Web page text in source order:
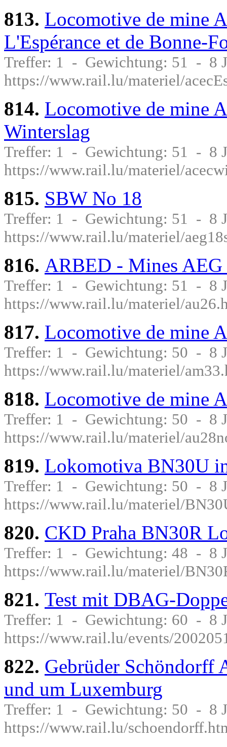
813. Locomotive de mine
L'Espérance et de Bonne-
Treffer: 1 - Gewichtung: 51 - 8
https://www.rail.lu/materiel/
814. Locomotive de mine
Winterslag
Treffer: 1 - Gewichtung: 51 - 8
https://www.rail.lu/materiel/
815. SBW No 18
Treffer: 1 - Gewichtung: 51 - 8
https://www.rail.lu/materiel/
816. ARBED - Mines AEG
Treffer: 1 - Gewichtung: 51 - 8
https://www.rail.lu/materiel/
817. Locomotive de mine
Treffer: 1 - Gewichtung: 50 - 8
https://www.rail.lu/materiel/
818. Locomotive de mine
Treffer: 1 - Gewichtung: 50 - 8
https://www.rail.lu/materiel/
819. Lokomotiva BN30U
Treffer: 1 - Gewichtung: 50 - 8
https://www.rail.lu/materiel/
820. CKD Praha BN30R
Treffer: 1 - Gewichtung: 48 - 8
https://www.rail.lu/materiel/
821. Test mit DBAG-
Treffer: 1 - Gewichtung: 60 - 8
https://www.rail.lu/events/
822. Gebrüder Schöndorff
und um Luxemburg
Treffer: 1 - Gewichtung: 50 - 8
https://www.rail.lu/